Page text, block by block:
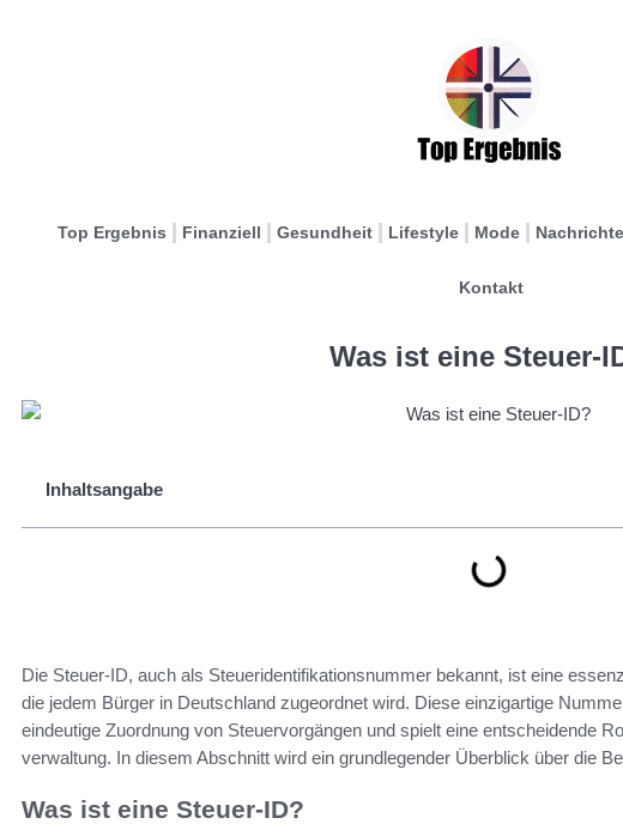
Top Ergebnis Finanziell Gesundheit Lifestyle Mode
Kontakt
Was ist eine Steuer-
Inhaltsangabe
Die Steuer-ID, auch als Steueridentifikationsnummer bekannt, ist eine
die jedem Bürger in Deutschland zugeordnet wird. Diese einzigartige
eindeutige Zuordnung von Steuervorgängen und spielt eine entscheidende
verwaltung. In diesem Abschnitt wird ein grundlegender Überblick über die
Was ist eine Steuer-ID?